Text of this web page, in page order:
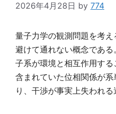
2026年4月28日 by 774
量子力学の観測問題を考
避けて通れない概念であ
子系が環境と相互作用す
含まれていた位相関係が
り、干渉が事実上失われ